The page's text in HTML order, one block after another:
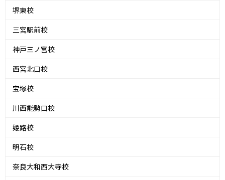
堺東校
三宮駅前校
神戸三ノ宮校
西宮北口校
宝塚校
川西能勢口校
姫路校
明石校
奈良大和西大寺校